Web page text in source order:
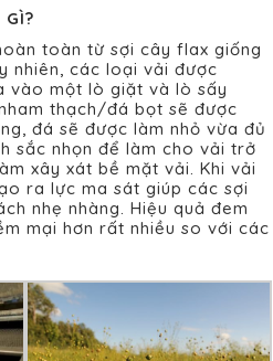
GÌ?
toàn từ sợi cây flax giống
nhiên, các loại vải được
vào một lò giặt và lò sấy
thạch/đá bọt sẽ được
đá sẽ được làm nhỏ vừa đủ
sắc nhọn để làm cho vải trở
xây xát bề mặt vải. Khi vải
ra lực ma sát giúp các sợi
nhẹ nhàng. Hiệu quả đem
mại hơn rất nhiều so với các